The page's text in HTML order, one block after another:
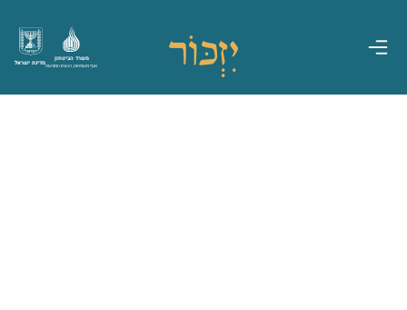
מדינת ישראל
משרד הביטחון
אגף משפחות, הנצחה ומורשת